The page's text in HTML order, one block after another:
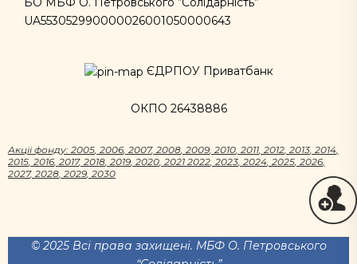
UA553052990000026001050000643
ЄДРПОУ Приватбанк
ОКПО 26438886
Акцii фонду: 2005, 2006, 2007, 2008, 2009, 2010, 2011, 2012, 2013, 2014,
2015, 2016, 2017, 2018, 2019, 2020, 2021 2022, 2023, 2024, 2025, 2026,
2027, 2028, 2029, 2030
© 2025 Всі права захищені. МБФ О. Петровського